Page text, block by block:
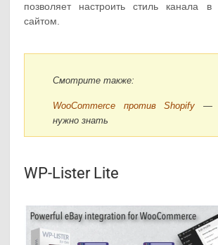
позволяет настроить стиль канала в
сайтом.
Смотрите также:
WooCommerce против Shopify —
нужно знать
WP-Lister Lite